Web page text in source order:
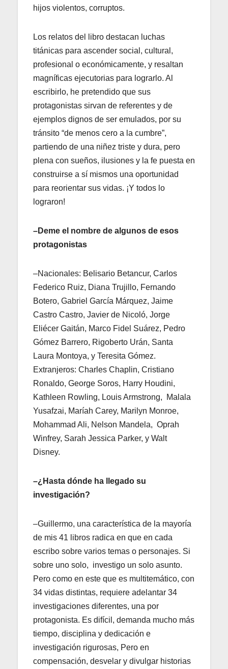
hijos violentos, corruptos.
Los relatos del libro destacan luchas
titánicas para ascender social, cultural,
profesional o económicamente, y resaltan
magníficas ejecutorias para lograrlo. Al
escribirlo, he pretendido que sus
protagonistas sirvan de referentes y de
ejemplos dignos de ser emulados, por su
tránsito “de menos cero a la cumbre”,
partiendo de una niñez triste y dura, pero
plena con sueños, ilusiones y la fe puesta en
construirse a sí mismos una oportunidad
para reorientar sus vidas. ¡Y todos lo
lograron!
–Deme el nombre de algunos de esos
protagonistas
–Nacionales: Belisario Betancur, Carlos
Federico Ruiz, Diana Trujillo, Fernando
Botero, Gabriel García Márquez, Jaime
Castro Castro, Javier de Nicoló, Jorge
Eliécer Gaitán, Marco Fidel Suárez, Pedro
Gómez Barrero, Rigoberto Urán, Santa
Laura Montoya, y Teresita Gómez.
Extranjeros: Charles Chaplin, Cristiano
Ronaldo, George Soros, Harry Houdini,
Kathleen Rowling, Louis Armstrong, Malala
Yusafzai, Maríah Carey, Marilyn Monroe,
Mohammad Ali, Nelson Mandela, Oprah
Winfrey, Sarah Jessica Parker, y Walt
Disney.
–¿Hasta dónde ha llegado su
investigación?
–Guillermo, una característica de la mayoría
de mis 41 libros radica en que en cada
escribo sobre varios temas o personajes. Si
sobre uno solo, investigo un solo asunto.
Pero como en este que es multitemático, con
34 vidas distintas, requiere adelantar 34
investigaciones diferentes, una por
protagonista. Es difícil, demanda mucho más
tiempo, disciplina y dedicación e
investigación rigurosas, Pero en
compensación, desvelar y divulgar historias